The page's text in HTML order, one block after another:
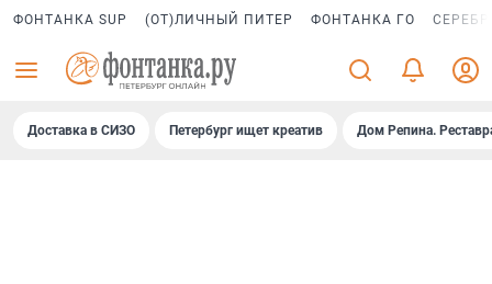
ФОНТАНКА SUP (ОТ)ЛИЧНЫЙ ПИТЕР ФОНТАНКА ГО
Доставка в СИЗО Петербург ищет креатив Дом Репина.